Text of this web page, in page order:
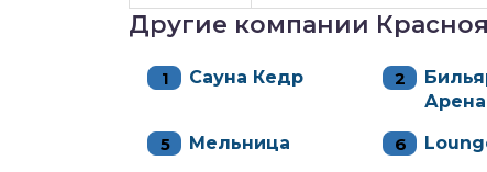
Другие компании
Сауна Кедр
Арена
Мельница